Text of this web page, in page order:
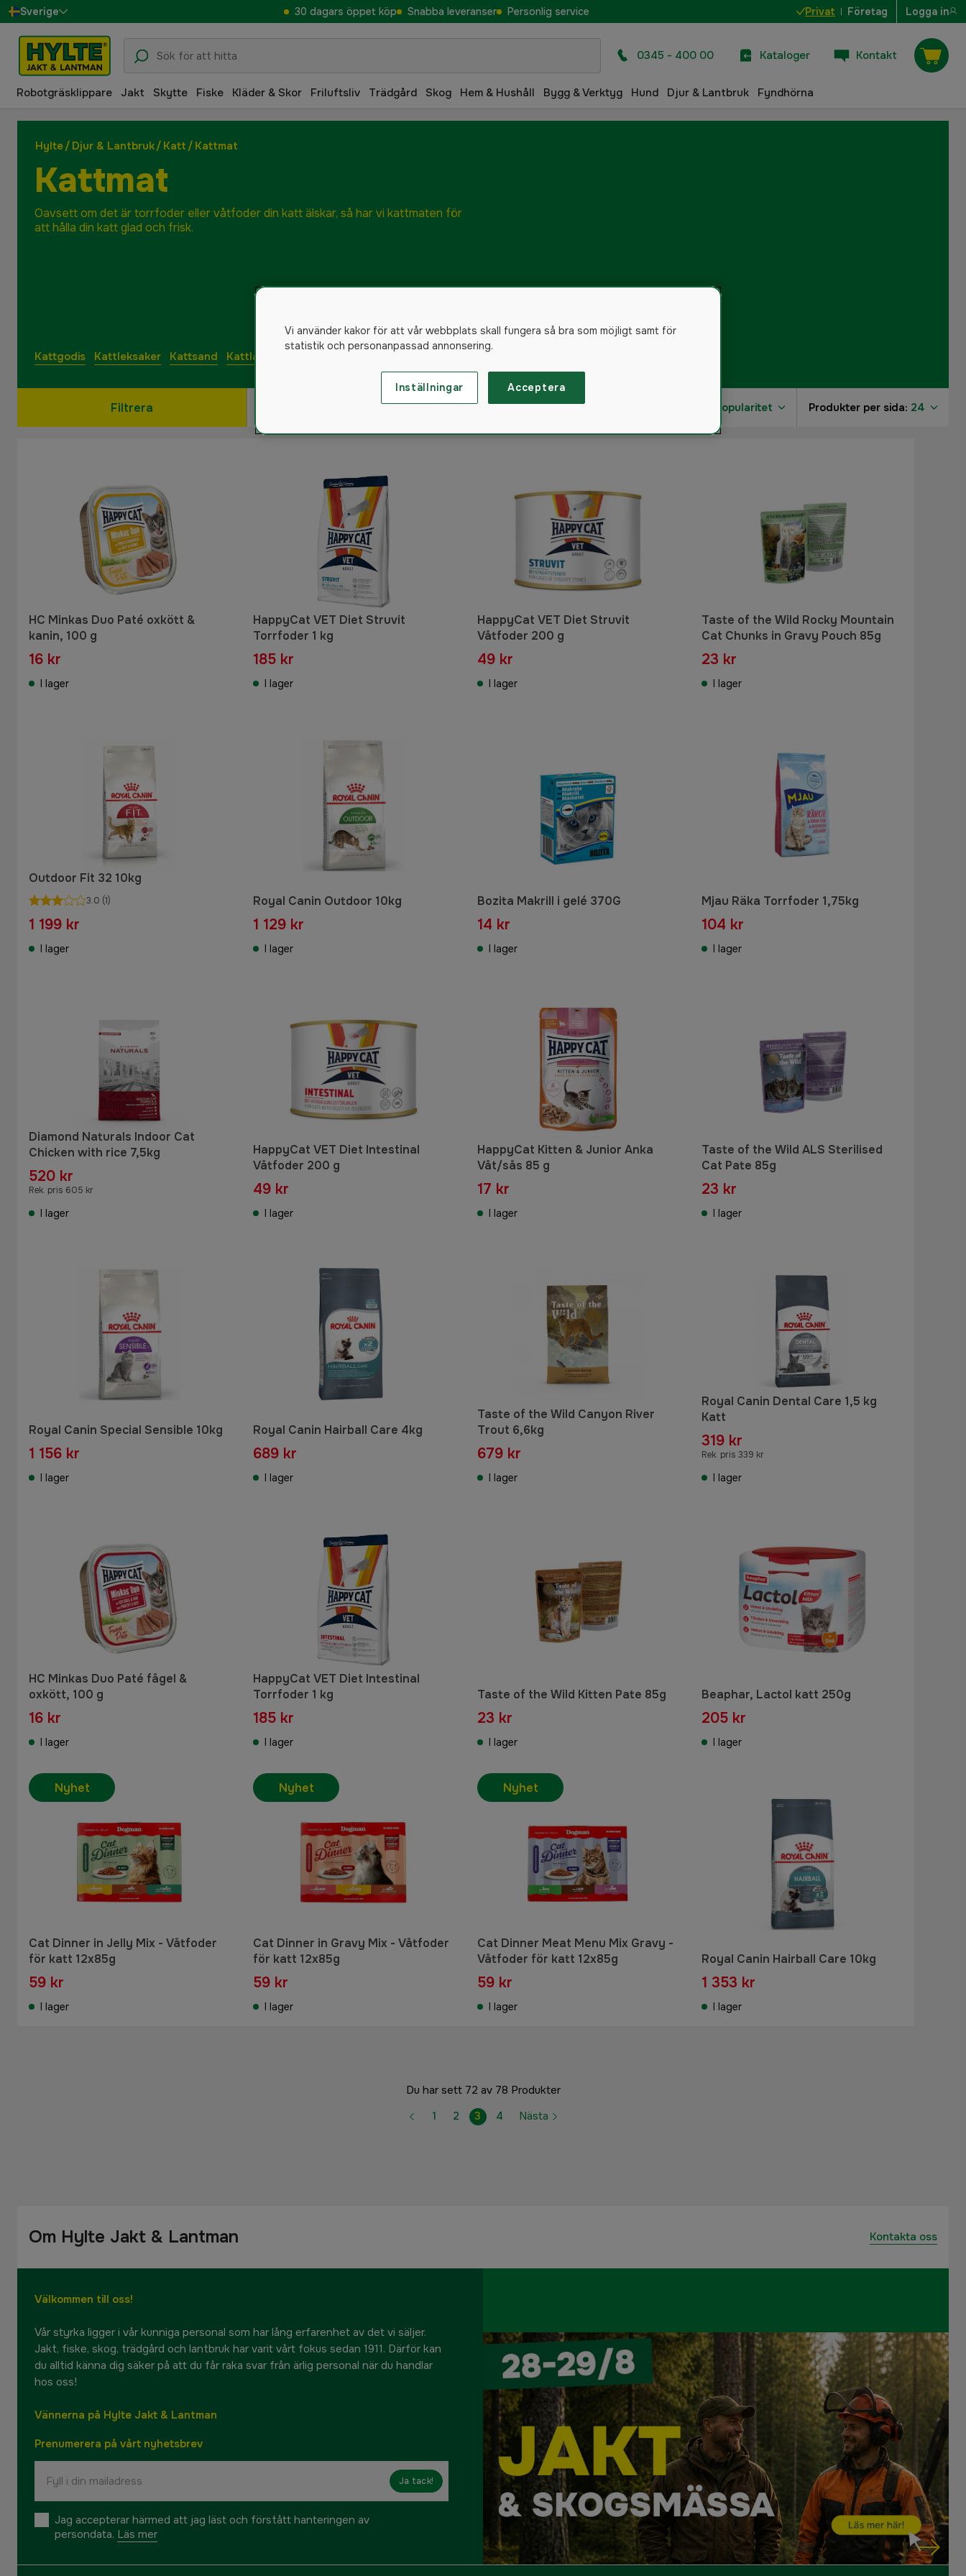
Sverige
Danmark
Suomi
Norge
30 dagars öppet köp Snabba leveranser Personlig service Privat Företag Logga in
0345 - 400 00 Kataloger Kontakt
Robotgräsklippare Jakt Skytte Fiske Kläder & Skor Friluftsliv Trädgård Skog Hem & Hushåll Bygg & Verktyg Hund Djur & Lantbruk Fyndhörna
Hylte/ Djur & Lantbruk/ Katt / Kattmat
Kattmat
Oavsett om det är torrfoder eller våtfoder din katt älskar, så har vi kattmaten för
att hålla din katt glad och frisk.
Kattgodis Kattleksaker Kattsand Kattlåda
Filtrera 78produkter Popularitet Produkter per sida: 24
HC Minkas Duo Paté oxkött &
kanin, 100 g
16 kr
I lager
HappyCat VET Diet Struvit
Torrfoder 1 kg
185 kr
I lager
HappyCat VET Diet Struvit
Våtfoder 200 g
49 kr
I lager
Taste of the Wild Rocky Mountain
Cat Chunks in Gravy Pouch 85g
23 kr
I lager
Outdoor Fit 32 10kg
3.0 (1)
1 199 kr
I lager
Royal Canin Outdoor 10kg
1 129 kr
I lager
Bozita Makrill i gelé 370G
14 kr
I lager
Mjau Räka Torrfoder 1,75kg
104 kr
I lager
Diamond Naturals Indoor Cat
Chicken with rice 7,5kg
520 kr
Rek. pris 605 kr
I lager
HappyCat VET Diet Intestinal
Våtfoder 200 g
49 kr
I lager
HappyCat Kitten & Junior Anka
Våt/sås 85 g
17 kr
I lager
Taste of the Wild ALS Sterilised
Cat Pate 85g
23 kr
I lager
Royal Canin Special Sensible 10kg
1 156 kr
I lager
Royal Canin Hairball Care 4kg
689 kr
I lager
Taste of the Wild Canyon River
Trout 6,6kg
679 kr
I lager
Royal Canin Dental Care 1,5 kg
Katt
319 kr
Rek. pris 339 kr
I lager
HC Minkas Duo Paté fågel &
oxkött, 100 g
16 kr
I lager
HappyCat VET Diet Intestinal
Torrfoder 1 kg
185 kr
I lager
Taste of the Wild Kitten Pate 85g
23 kr
I lager
Beaphar, Lactol katt 250g
205 kr
I lager
Cat Dinner in Jelly Mix - Våtfoder
för katt 12x85g
59 kr
I lager
Nyhet
Cat Dinner in Gravy Mix - Våtfoder
för katt 12x85g
59 kr
I lager
Nyhet
Cat Dinner Meat Menu Mix Gravy -
Våtfoder för katt 12x85g
59 kr
I lager
Nyhet
Royal Canin Hairball Care 10kg
1 353 kr
I lager
Du har sett 72 av 78 Produkter
1
2 3 4 Nästa
Om Hylte Jakt & Lantman Kontakta oss
Välkommen till oss!
Vår styrka ligger i vår kunniga personal som har lång erfarenhet av det vi säljer.
Jakt, fiske, skog, trädgård och lantbruk har varit vårt fokus sedan 1911. Därför kan
du alltid känna dig säker på att du får raka svar från ärlig personal när du handlar
hos oss!
Vännerna på Hylte Jakt & Lantman
Prenumerera på vårt nyhetsbrev
Ja tack!
Jag accepterar härmed att jag läst och förstått hanteringen av
persondata. Läs mer
Vi använder kakor för att vår webbplats skall fungera så bra som möjligt samt för
statistik och personanpassad annonsering.
Inställningar Acceptera